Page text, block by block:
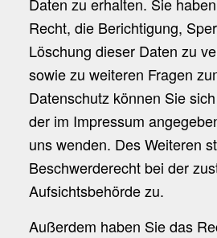
Recht, die Berichtigung,
Löschung dieser Daten zu
sowie zu weiteren Fragen
Datenschutz können Sie
der im Impressum
uns wenden. Des Weiteren
Beschwerderecht bei der
Aufsichtsbehörde zu.
Außerdem haben Sie das